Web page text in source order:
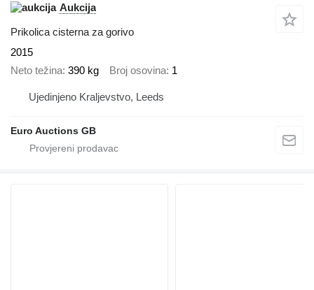
Aukcija
Prikolica cisterna za gorivo
2015
Neto težina 390 kg Broj osovina 1
Ujedinjeno Kraljevstvo, Leeds
Euro Auctions GB